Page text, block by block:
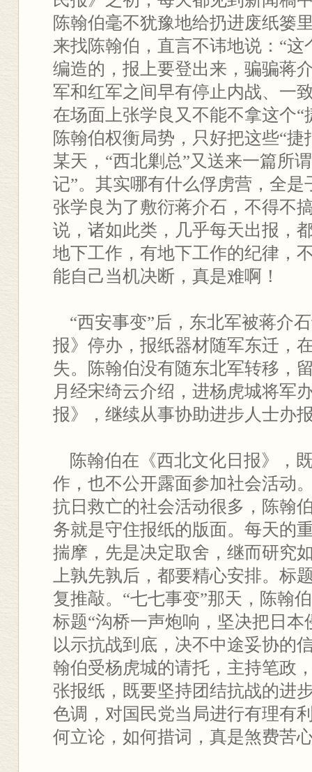
陈翰伯毫不犹豫地给扔进废纸篓
来找陈翰伯，直言不讳地说：“这
编造的，报上要登出来，骗骗蒋
军和红军之间早有停止内战、一
在场面上张学良又不能不拿这个“
陈翰伯权衡局势，只好把这些“
某天，“西北剿总”又送来一篇所
记”。其实哪有什么俘虏营，全
张学良为了敷衍蒋介石，不得不
说，诸如此类，几乎每天出报，
地下工作，有地下工作的纪律，
能自己当机决断，真是难啊！
“西安事变”后，东北军被蒋介
报》停办，报纸器材随军东迁，
失。陈翰伯没有随东北军转移，
月经宋绮云介绍，进杨虎城将军
报》，继续从事协助进步人士办
陈翰伯在《西北文化日报》，
作，也不公开露面参加社会活动
抗日救亡的社会活动很多，陈翰
务就是守住报纸的版面。每天的
揣摩，先是决定取舍，继而研究
上孰先孰后，都要精心安排。标
复推敲。“七七事变”那天，陈翰
标题“沟桥一声炮响，坚决把日本
以示抗战到底，决不中途妥协的
翰伯受杨虎城的请托，主持笔政
张报纸，既要坚持团结抗战的进
色调，对国民党当局进行有理有
何立论，如何措词，真是煞费苦